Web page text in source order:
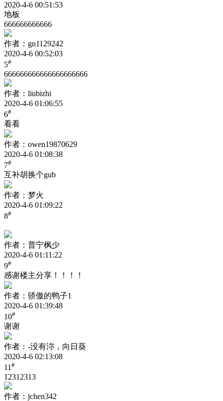
2020-4-6 00:51:53
地板
666666666666
作者：gn1129242
2020-4-6 00:52:03
5#
666666666666666666666
作者：liubizhi
2020-4-6 01:06:55
6#
看看
作者：owen19870629
2020-4-6 01:08:38
7#
互补胡换个gub
作者：梦火
2020-4-6 01:09:22
8#
作者：普宁枫少
2020-4-6 01:11:22
9#
感谢楼主分享！！！！
作者：骄傲的鸭子1
2020-4-6 01:39:48
10#
谢谢
作者：-没有沵，向日葵
2020-4-6 02:13:08
11#
12312313
作者：jchen342